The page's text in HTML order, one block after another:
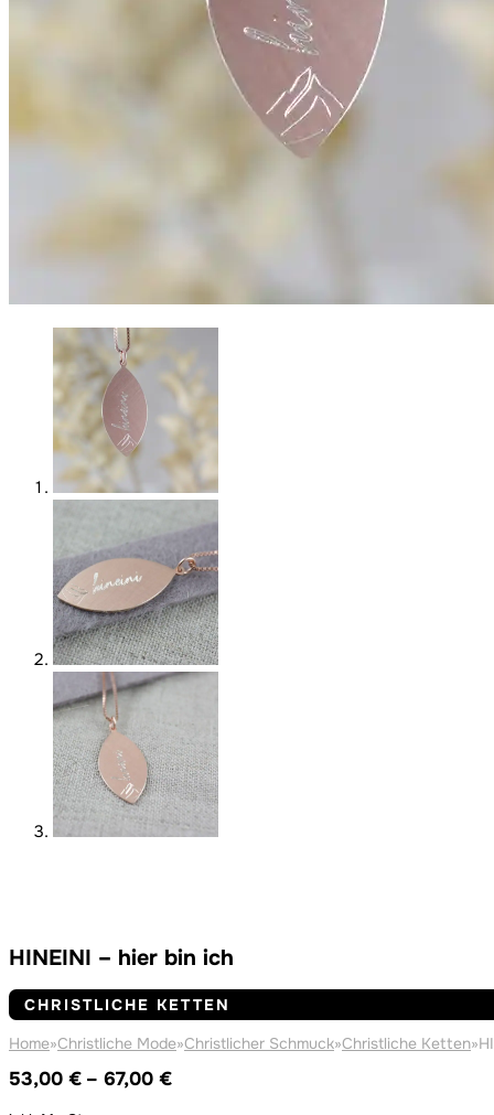
HINEINI – hier bin ich
CHRISTLICHE KETTEN
Home»Christliche Mode»Christlicher Schmuck»Christliche Ketten»
53,00 € – 67,00 €Preisspanne: